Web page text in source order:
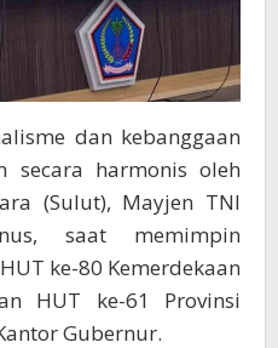
dan kebanggaan
secara harmonis oleh
(Sulut), Mayjen TNI
saat memimpin
ke-80 Kemerdekaan
HUT ke-61 Provinsi
Gubernur.